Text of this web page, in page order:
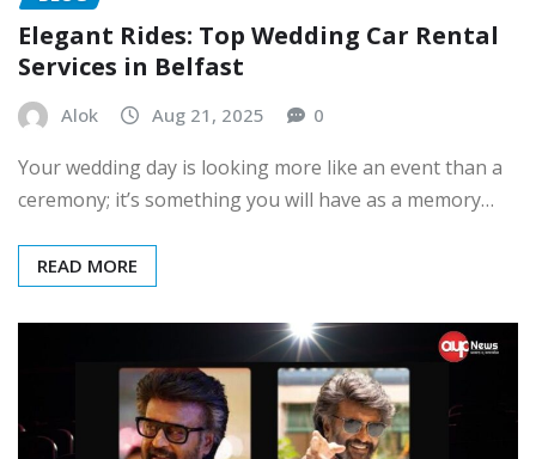
Elegant Rides: Top Wedding Car Rental
Services in Belfast
Alok Aug 21, 2025 0
Your wedding day is looking more like an event than a
ceremony; it’s something you will have as a memory…
READ MORE